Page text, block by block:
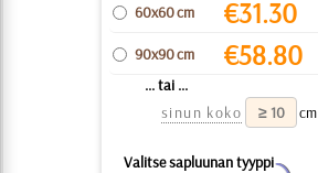
60x60 cm €31.30
90x90 cm €58.80
... tai ...
sinun koko
cm
Valitse sapluunan tyyppi